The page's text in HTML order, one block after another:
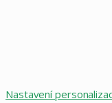
Nastavení